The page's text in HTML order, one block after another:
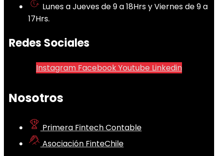
Lunes a Jueves de 9 a 18Hrs y Viernes de 9 a
17Hrs.
Redes Sociales
Instagram FacebookYoutube Linkedin
Nosotros
Primera Fintech Contable
Asociación FinteChile